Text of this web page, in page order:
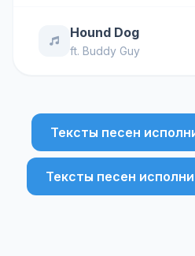
Hound Dog
ft. Buddy Guy
Тексты песен
Тексты песен